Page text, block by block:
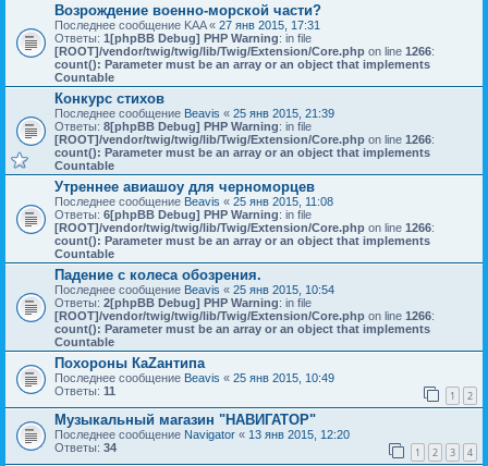
Возрождение военно-морской части?
Последнее сообщение KAA« 27 янв 2015, 17:31
Ответы: 1[phpBB Debug] PHP Warning: in file
[ROOT]/vendor/twig/twig/lib/Twig/Extension/Core.php on line 1266:
count(): Parameter must be an array or an object that implements
Countable
Конкурс стихов
Последнее сообщение Beavis « 25 янв 2015, 21:39
Ответы: 8[phpBB Debug] PHP Warning: in file
[ROOT]/vendor/twig/twig/lib/Twig/Extension/Core.php on line 1266:
count(): Parameter must be an array or an object that implements
Countable
Утреннее авиашоу для черноморцев
Последнее сообщение Beavis « 25 янв 2015, 11:08
Ответы: 6[phpBB Debug] PHP Warning: in file
[ROOT]/vendor/twig/twig/lib/Twig/Extension/Core.php on line 1266:
count(): Parameter must be an array or an object that implements
Countable
Падение с колеса обозрения.
Последнее сообщение Beavis « 25 янв 2015, 10:54
Ответы: 2[phpBB Debug] PHP Warning: in file
[ROOT]/vendor/twig/twig/lib/Twig/Extension/Core.php on line 1266:
count(): Parameter must be an array or an object that implements
Countable
Похороны КаZантипа
Последнее сообщение Beavis « 25 янв 2015, 10:49
Ответы: 11 1 2
Музыкальный магазин "НАВИГАТОР"
Последнее сообщение Navigator « 13 янв 2015, 12:20
Ответы: 34 1 2 3 4